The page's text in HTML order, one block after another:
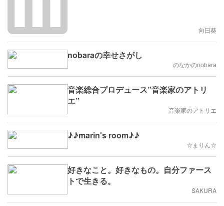
向日葵
nobaraの幸せさがし
のなかのnobara
音楽総合プロデュース”音楽家のアトリ
エ”
音楽家のアトリエ
♪♪marin's room♪♪
☆まりん☆
好きなこと。好きなもの。自分ファース
トで生きる。
SAKURA